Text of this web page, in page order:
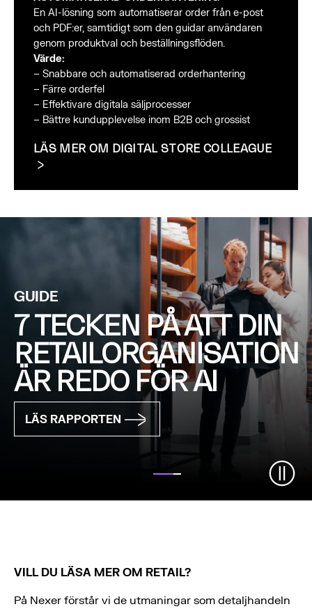
En AI-lösning som automatiserar order från e-post
och PDF:er, samtidigt som den guidar användaren
genom produktval och beställningsflöden.
Värde:
– Snabbare och automatiserad orderhantering
– Färre orderfel
– Effektivare digitala säljprocesser
– Bättre kundupplevelse inom B2B och grossist
LÄS MER OM DIGITAL STORE COLLEAGUE
GUIDE
7 TECKEN PÅ ATT DIN
RETAILORGANISATION
ÄR REDO FÖR AI
LÄS RAPPORTEN
VILL DU LÄSA MER OM RETAIL?
På Nexer förstår vi de utmaningar som detaljhandeln